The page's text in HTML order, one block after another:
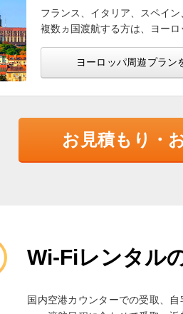
フランス、イタリア、スペイ
複数ヵ国渡航する方は、ヨーロ
ヨーロッパ周遊プラン
お見積もり・
Wi-Fiレンタル
国内空港カウンターでの受取、自